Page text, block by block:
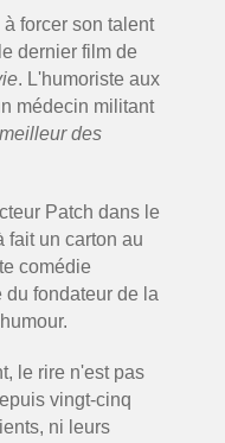
forcer son talent
dernier film de
. L'humoriste aux
médecin militant
des
Patch dans le
fait un carton au
comédie
fondateur de la
le rire n'est pas
vingt-cinq
ni leurs